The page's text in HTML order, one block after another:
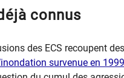
connus
des ECS recoupent
survenue en